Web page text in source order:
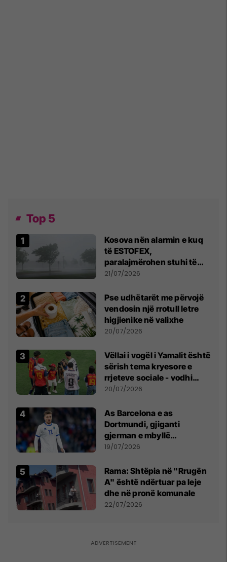
Top 5
Kosova nën alarmin e kuq
të ESTOFEX,
paralajmërohen stuhi të
fuqishme me breshër dhe
21/07/2026
Pse udhëtarët me përvojë
vendosin një rrotull letre
higjienike në valixhe
20/07/2026
Vëllai i vogël i Yamalit është
sërish tema kryesore e
rrjeteve sociale - vodhi
vëmendjen pas finales së
20/07/2026
As Barcelona e as
Dortmundi, gjiganti
gjerman e mbyllë
marrëveshjen për Fisnik
19/07/2026
Rama: Shtëpia në "Rrugën
A" është ndërtuar pa leje
dhe në pronë komunale
22/07/2026